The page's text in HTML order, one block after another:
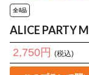
全8品
ALICE PARTY
2,750円 (税込)